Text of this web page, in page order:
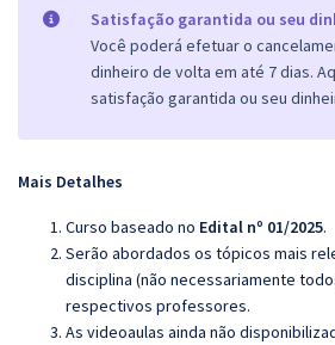
Satisfação garantida ou seu
Você poderá efetuar o
dinheiro de volta em até 7 dias.
satisfação garantida ou seu
Mais Detalhes
Curso baseado no Edital nº 01/2025.
Serão abordados os tópicos mais
disciplina (não necessariamente
respectivos professores.
As videoaulas ainda não